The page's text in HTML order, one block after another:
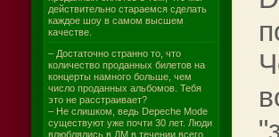
действительно стараемся сделать
каждое шоу в самом высшем
качестве.
– Достаточно странно то, что
количество проданных билетов на
концерты намного больше, чем
число проданных альбомов. Тебя
это не расстраивает?
– Не слишком, ведь Depeche Mode
существуют уже почти 30 лет. Люди
влюблялись в ДМ в течении всего